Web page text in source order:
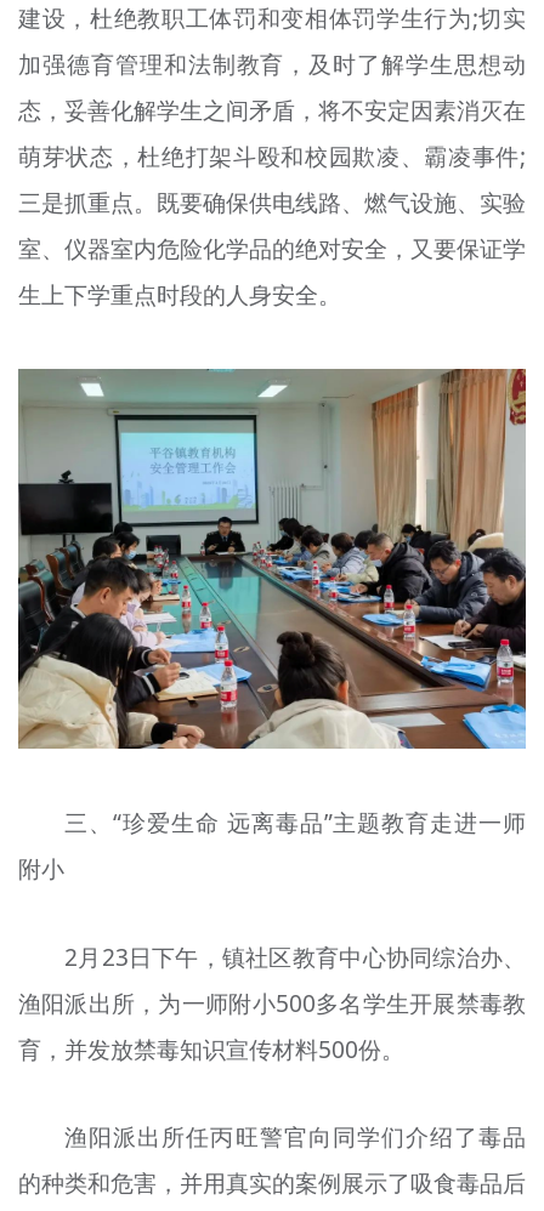
建设，杜绝教职工体罚和变相体罚学生行为;切实
加强德育管理和法制教育，及时了解学生思想动
态，妥善化解学生之间矛盾，将不安定因素消灭在
萌芽状态，杜绝打架斗殴和校园欺凌、霸凌事件;
三是抓重点。既要确保供电线路、燃气设施、实验
室、仪器室内危险化学品的绝对安全，又要保证学
生上下学重点时段的人身安全。
三、“珍爱生命 远离毒品”主题教育走进一师
附小
2月23日下午，镇社区教育中心协同综治办、
渔阳派出所，为一师附小500多名学生开展禁毒教
育，并发放禁毒知识宣传材料500份。
渔阳派出所任丙旺警官向同学们介绍了毒品
的种类和危害，并用真实的案例展示了吸食毒品后